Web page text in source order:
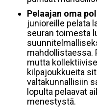
Pelaajan oma
junioreille pelata
seuran toimesta
mahdollistaessa.
mutta
kilpajoukkueita
valtakunnallisiin
lopulta pelaavat
menestystä.